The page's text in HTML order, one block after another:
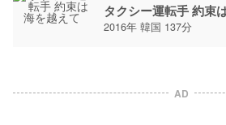
タクシー運転手 約束
2016年 韓国 137分
AD